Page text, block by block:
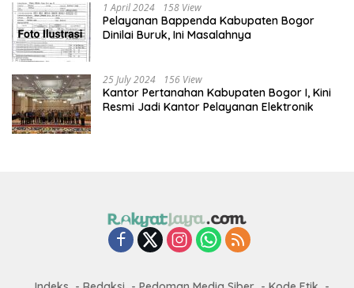
1 April 2024 158 View
Pelayanan Bappenda Kabupaten Bogor
Dinilai Buruk, Ini Masalahnya
25 July 2024 156 View
Kantor Pertanahan Kabupaten Bogor I, Kini
Resmi Jadi Kantor Pelayanan Elektronik